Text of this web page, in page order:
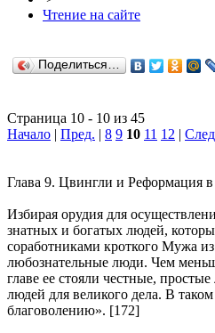
Чтение на сайте
Поделиться…
Страница 10 - 10 из 45
Начало | Пред. | 8 9 10 11 12 |
Глава 9. Цвингли и Реформация
Избирая орудия для
знатных и богатых людей,
соработниками кроткого Мужа
любознательные люди. Чем
главе ее стояли честные,
людей для великого дела. В
благоволению». [172]